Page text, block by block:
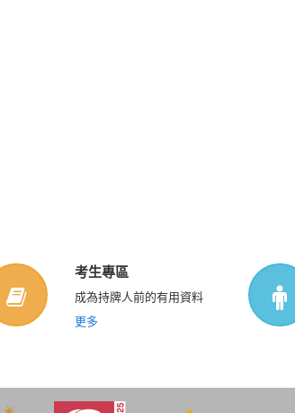
考生專區
成為持牌人前的有用資料
更多